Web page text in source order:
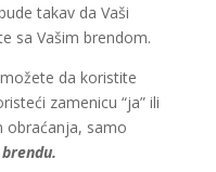
takav da Vaši
sa Vašim brendom.
da koristite
zamenicu “ja” ili
obraćanja, samo